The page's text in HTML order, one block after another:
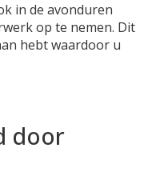
in de avonduren
op te nemen. Dit
hebt waardoor u
door